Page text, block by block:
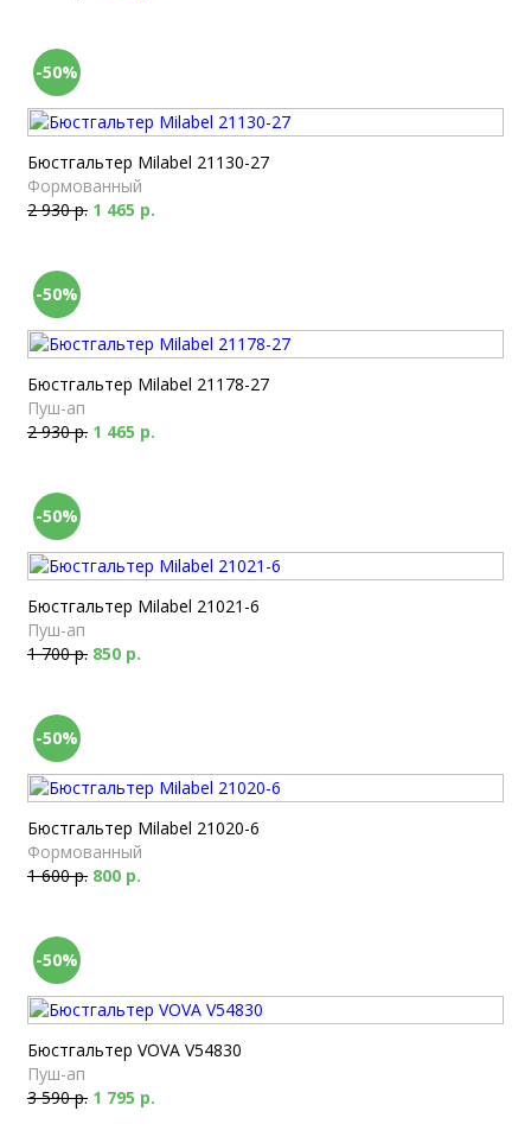
-50%
Бюстгальтер Milabel 21130-27
Формованный
2 930 р. 1 465 р.
-50%
Бюстгальтер Milabel 21178-27
Пуш-ап
2 930 р. 1 465 р.
-50%
Бюстгальтер Milabel 21021-6
Пуш-ап
1 700 р. 850 р.
-50%
Бюстгальтер Milabel 21020-6
Формованный
1 600 р. 800 р.
-50%
Бюстгальтер VOVA V54830
Пуш-ап
3 590 р. 1 795 р.